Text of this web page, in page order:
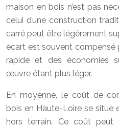
maison en bois n’est pas
celui d’une construction
carré peut être légèrement
écart est souvent
rapide et des économies
œuvre étant plus léger.
En moyenne, le coût de
bois en Haute-Loire se
hors terrain. Ce coût peut